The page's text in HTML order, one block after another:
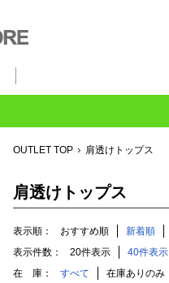
OUTLET TOP 肩透けトップス
肩透けトップス
表示順： おすすめ順 新着順
表示件数：
20件表示 40件表示
在 庫：
すべて 在庫ありのみ